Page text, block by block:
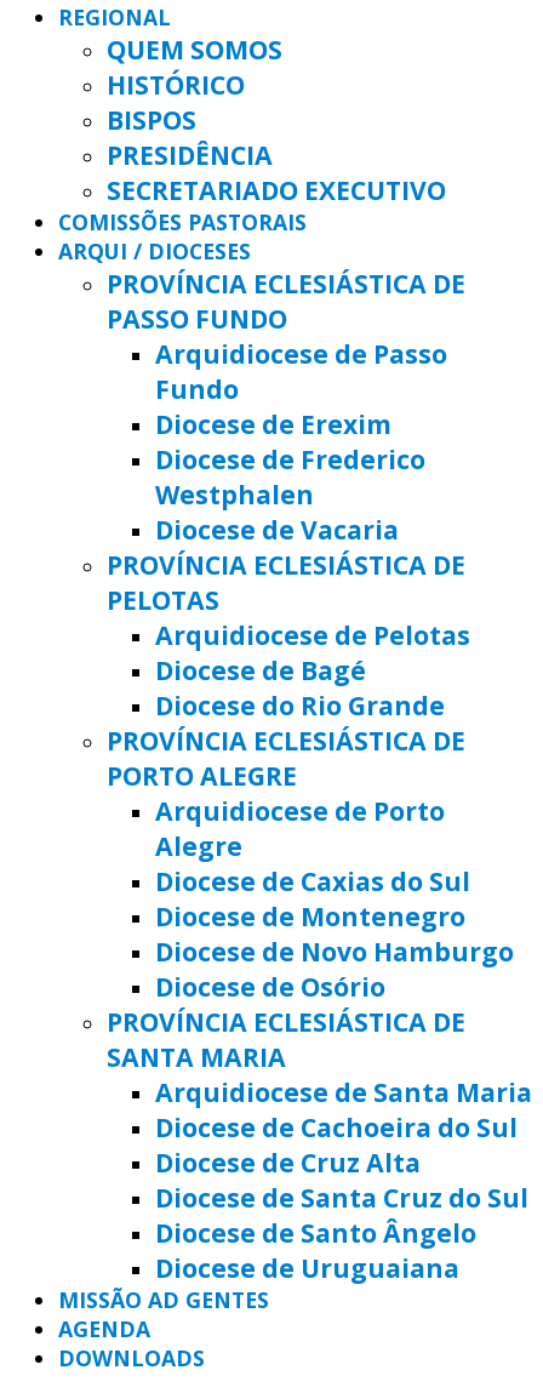
REGIONAL
QUEM SOMOS
HISTÓRICO
BISPOS
PRESIDÊNCIA
SECRETARIADO EXECUTIVO
COMISSÕES PASTORAIS
ARQUI / DIOCESES
PROVÍNCIA ECLESIÁSTICA DE
PASSO FUNDO
Arquidiocese de Passo
Fundo
Diocese de Erexim
Diocese de Frederico
Westphalen
Diocese de Vacaria
PROVÍNCIA ECLESIÁSTICA DE
PELOTAS
Arquidiocese de Pelotas
Diocese de Bagé
Diocese do Rio Grande
PROVÍNCIA ECLESIÁSTICA DE
PORTO ALEGRE
Arquidiocese de Porto
Alegre
Diocese de Caxias do Sul
Diocese de Montenegro
Diocese de Novo Hamburgo
Diocese de Osório
PROVÍNCIA ECLESIÁSTICA DE
SANTA MARIA
Arquidiocese de Santa Maria
Diocese de Cachoeira do Sul
Diocese de Cruz Alta
Diocese de Santa Cruz do Sul
Diocese de Santo Ângelo
Diocese de Uruguaiana
MISSÃO AD GENTES
AGENDA
DOWNLOADS